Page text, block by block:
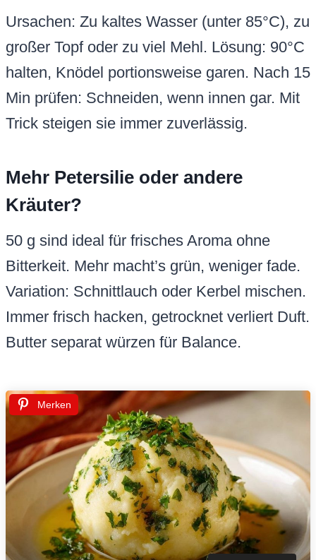
Ursachen: Zu kaltes Wasser (unter 85°C), zu
großer Topf oder zu viel Mehl. Lösung: 90°C
halten, Knödel portionsweise garen. Nach 15
Min prüfen: Schneiden, wenn innen gar. Mit
Trick steigen sie immer zuverlässig.
Mehr Petersilie oder andere
Kräuter?
50 g sind ideal für frisches Aroma ohne
Bitterkeit. Mehr macht’s grün, weniger fade.
Variation: Schnittlauch oder Kerbel mischen.
Immer frisch hacken, getrocknet verliert Duft.
Butter separat würzen für Balance.
Merken